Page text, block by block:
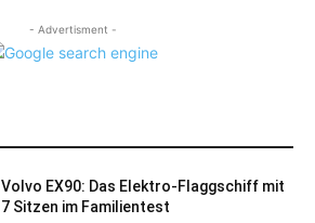
- Advertisment -
Volvo EX90: Das Elektro-Flaggschiff mit
7 Sitzen im Familientest